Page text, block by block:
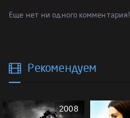
Еще нет ни одного комментария!
Рекомендуем
2008